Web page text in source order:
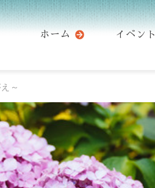
ホーム イベント
～